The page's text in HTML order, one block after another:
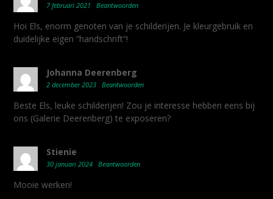
7 februari 2021 Beantwoorden
Hoi Els, enorm genoten van je schilderijen. Je kleurgebruik en
duidelijke eigen “handschrift”!
Johanna Deerenberg
2 december 2023 Beantwoorden
Beste Els, leuke schilderijen! Zou je interesse hebben eens bij
ons (Galerie Deerenberg) te exposeren?
Stienie
30 januari 2024 Beantwoorden
Mooie werken!